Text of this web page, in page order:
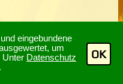
eingebundene
um
Unter Datenschutz
OK